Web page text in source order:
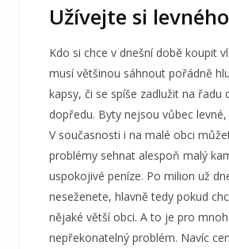
Užívejte si
Kdo si chce v dnešní době koupit
musí většinou sáhnout pořádně
kapsy, či se spíše zadlužit na řadu
dopředu. Byty nejsou vůbec
V současnosti i na malé obci
problémy sehnat alespoň malý
uspokojivé peníze. Po milion už
neseženete, hlavně tedy pokud
nějaké větší obci. A to je pro
nepřekonatelný problém. Navíc